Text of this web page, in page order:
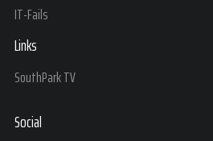
IT-Fails
Links
SouthPark TV
Social